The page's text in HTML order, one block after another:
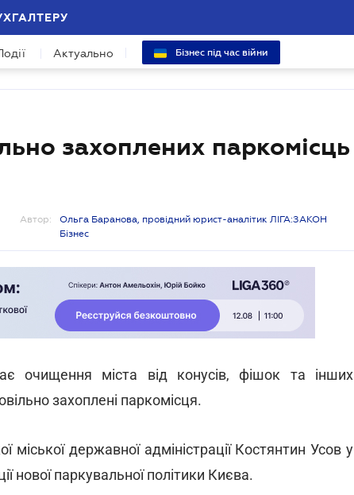
Актуально Бізнес під час війни
захоплених паркомісць
Автор:
Ольга Баранова, провідний юрист-аналітик ЛІГА:ЗАКОН
Бізнес
очищення міста від конусів, фішок та інших
захоплені паркомісця.
міської державної адміністрації Костянтин Усов у
нової паркувальної політики Києва.